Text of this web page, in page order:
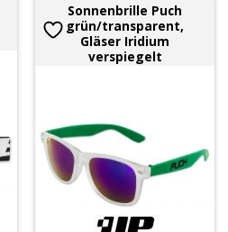
Sonnenbrille Puch
grün/transparent,
Gläser Iridium
verspiegelt